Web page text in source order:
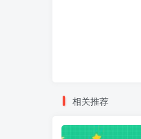
相关推荐